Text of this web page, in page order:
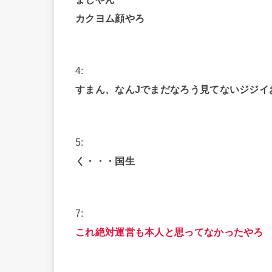
カクヨム顔やろ
4:
すまん、なんJでまだなろう見てないジジイ
5:
く・・・国生
7:
これ絶対運営も本人と思ってなかったやろ